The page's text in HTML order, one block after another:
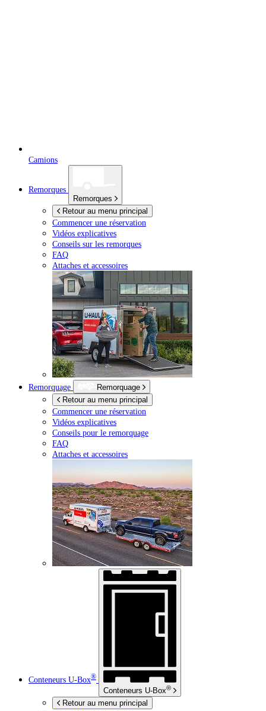
Camions
Remorques
Remorques
Retour au menu principal
Commencer une réservation
Vidéos explicatives
Conseils sur les remorques
FAQ
Attaches et accessoires
Remorquage
Remorquage
Retour au menu principal
Commencer une réservation
Vidéos explicatives
Conseils pour le remorquage
FAQ
Attaches et accessoires
Conteneurs U-Box®
Conteneurs U-Box®
Retour au menu principal